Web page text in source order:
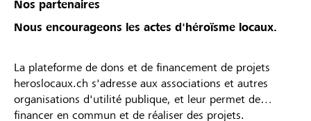
Nos partenaires
Nous encourageons les actes d'héroïsme locaux.
La plateforme de dons et de financement de projets
heroslocaux.ch s'adresse aux associations et autres
organisations d'utilité publique, et leur permet de
financer en commun et de réaliser des projets.